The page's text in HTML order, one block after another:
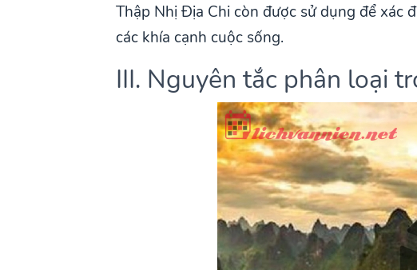
Thập Nhị Địa Chi còn được sử dụng để
các khía cạnh cuộc sống.
III. Nguyên tắc phân loại